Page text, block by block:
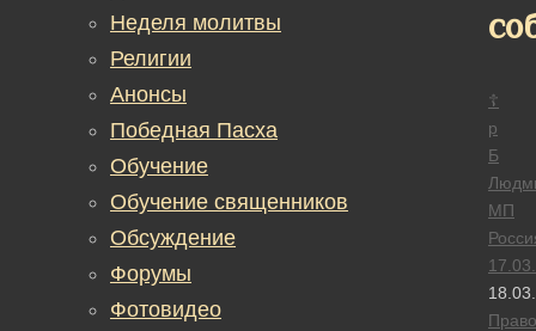
☦
р
Б
МП
Неделя молитвы
Религии
Анонсы
Победная Пасха
Обучение
Обучение священников
Обсуждение
Форумы
Фотовидео